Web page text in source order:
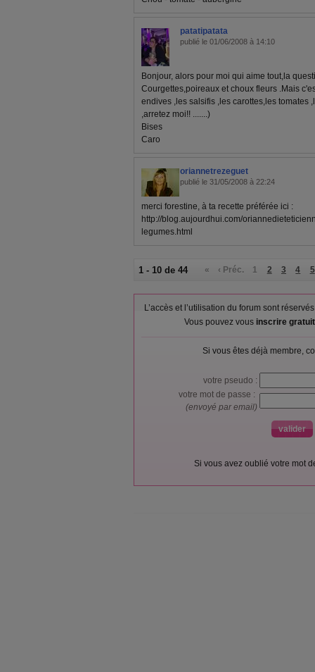
patatipatata
publié le 01/06/2008 à 14:10
Bonjour, alors pour moi qui aime tout,la
Courgettes,poireaux et choux fleurs .Mais
endives ,les salsifis ,les carottes,les tomates
,arretez moi!! .......)
Bises
Caro
oriannetrezeguet
publié le 31/05/2008 à 22:24
merci forestine, à ta recette préférée ici :
http://blog.aujourdhui.com/
legumes.html
1 - 10 de 44 « ‹ Préc. 1 2 3 4 5
L’accès et l’utilisation du forum sont
Vous pouvez vous inscrire
Si vous êtes déjà membre,
votre pseudo :
votre mot de passe :
(envoyé par email)
Si vous avez oublié votre mot